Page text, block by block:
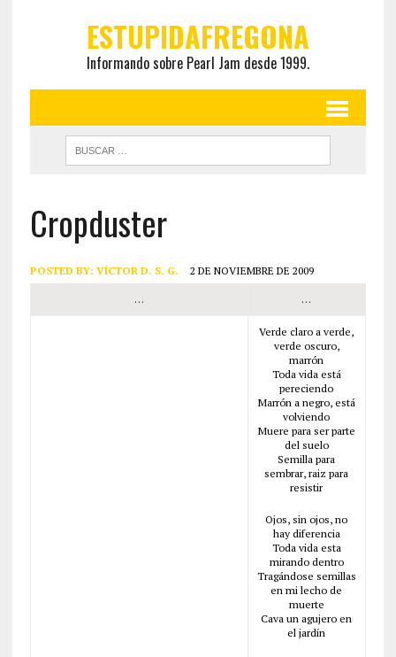
ESTUPIDAFREGONA
Informando sobre Pearl Jam desde 1999.
Cropduster
POSTED BY: VÍCTOR D. S. G. 2 DE NOVIEMBRE DE 2009
… …
Verde claro a verde,
verde oscuro,
marrón
Toda vida está
pereciendo
Marrón a negro, está
volviendo
Muere para ser parte
del suelo
Semilla para
sembrar, raiz para
resistir
Ojos, sin ojos, no
hay diferencia
Toda vida esta
mirando dentro
Tragándose semillas
en mi lecho de
muerte
Cava un agujero en
el jardín